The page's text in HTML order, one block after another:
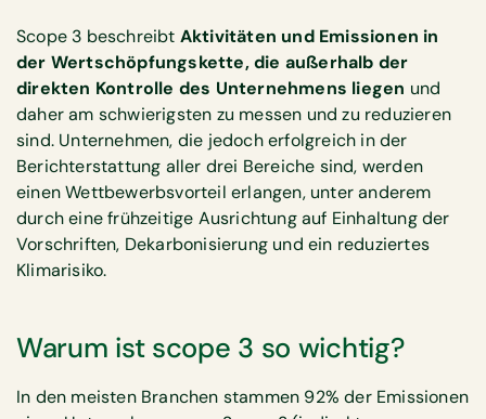
Scope 3 beschreibt Aktivitäten und Emissionen in
der Wertschöpfungskette, die außerhalb der
direkten Kontrolle des Unternehmens liegen und
daher am schwierigsten zu messen und zu reduzieren
sind. Unternehmen, die jedoch erfolgreich in der
Berichterstattung aller drei Bereiche sind, werden
einen Wettbewerbsvorteil erlangen, unter anderem
durch eine frühzeitige Ausrichtung auf Einhaltung der
Vorschriften, Dekarbonisierung und ein reduziertes
Klimarisiko.
Warum ist scope 3 so wichtig?
In den meisten Branchen stammen 92% der Emissionen